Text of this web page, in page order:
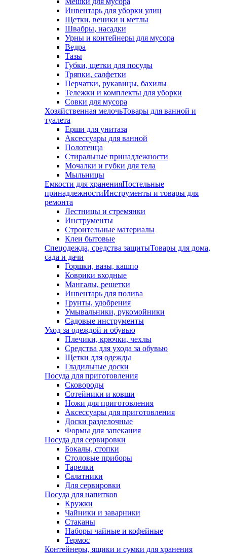
Инвентарь для уборки улиц
Щетки, веники и метлы
Швабры, насадки
Урны и контейнеры для мусора
Ведра
Тазы
Губки, щетки для посуды
Тряпки, салфетки
Перчатки, рукавицы, бахилы
Тележки и комплекты для уборки
Совки для мусора
Хозяйственная мелочьТовары для ванной и
туалета
Ерши для унитаза
Аксессуары для ванной
Полотенца
Стиральные принадлежности
Мочалки и губки для тела
Мыльницы
Емкости для храненияПостельные
принадлежностиИнструменты и товары для
ремонта
Лестницы и стремянки
Инструменты
Строительные материалы
Клеи бытовые
Спецодежда, средства защитыТовары для дома,
сада и дачи
Горшки, вазы, кашпо
Коврики входные
Мангалы, решетки
Инвентарь для полива
Грунты, удобрения
Умывальники, рукомойники
Садовые инструменты
Уход за одеждой и обувью
Плечики, крючки, чехлы
Средства для ухода за обувью
Щетки для одежды
Гладильные доски
Посуда для приготовления
Сковороды
Сотейники и ковши
Ножи для приготовления
Аксессуары для приготовления
Доски разделочные
Формы для запекания
Посуда для сервировки
Бокалы, стопки
Столовые приборы
Тарелки
Салатники
Для сервировки
Посуда для напитков
Кружки
Чайники и заварники
Стаканы
Наборы чайные и кофейные
Термос
Контейнеры, ящики и сумки для хранения